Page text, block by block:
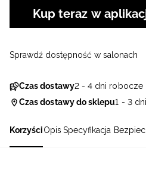
KorzyściOpis Specyfikacja
Kup teraz w
Czas dostawy2 - 4 dni robocze
Czas dostawy do sklepu1 - 3
Sprawdź dostępność w salonach